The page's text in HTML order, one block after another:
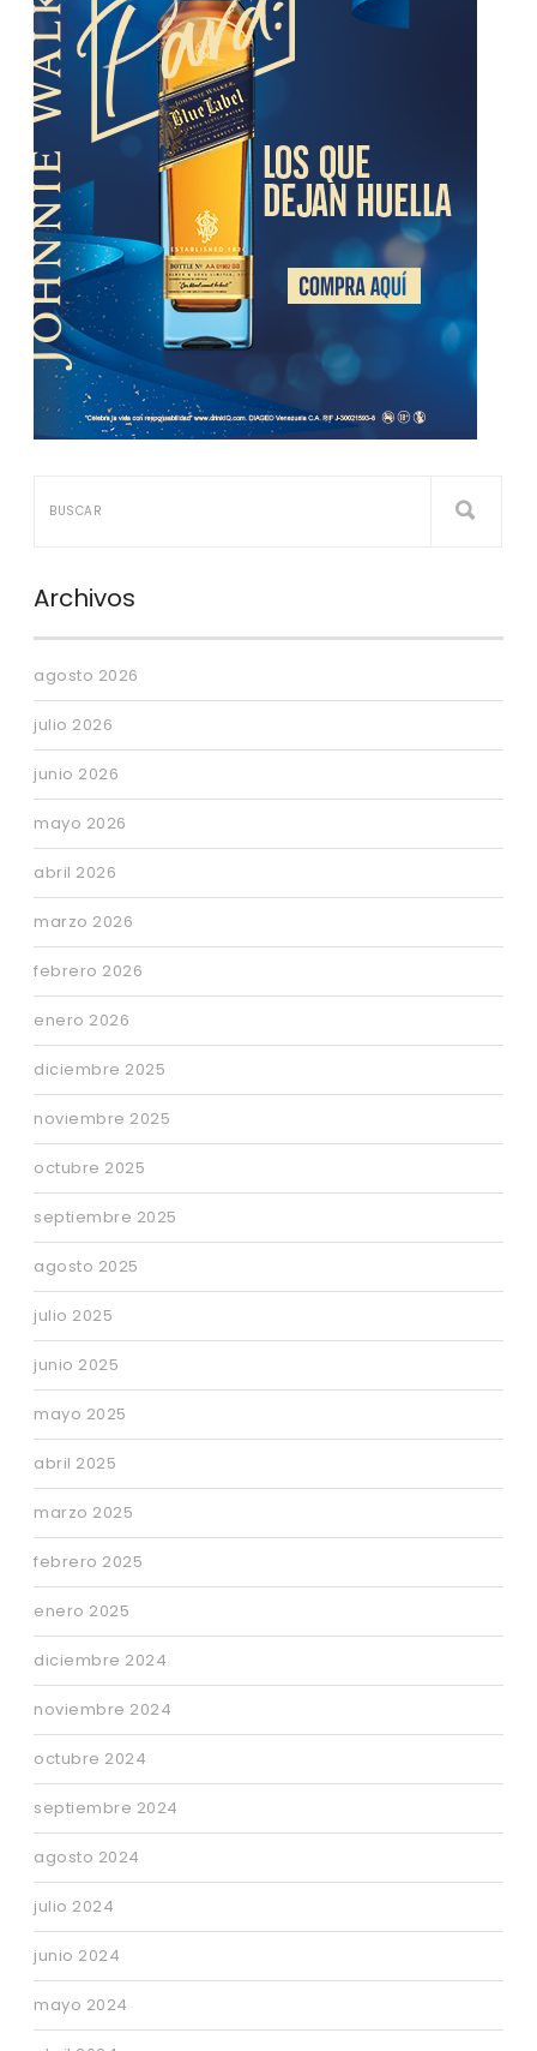
Archivos
agosto 2026
julio 2026
junio 2026
mayo 2026
abril 2026
marzo 2026
febrero 2026
enero 2026
diciembre 2025
noviembre 2025
octubre 2025
septiembre 2025
agosto 2025
julio 2025
junio 2025
mayo 2025
abril 2025
marzo 2025
febrero 2025
enero 2025
diciembre 2024
noviembre 2024
octubre 2024
septiembre 2024
agosto 2024
julio 2024
junio 2024
mayo 2024